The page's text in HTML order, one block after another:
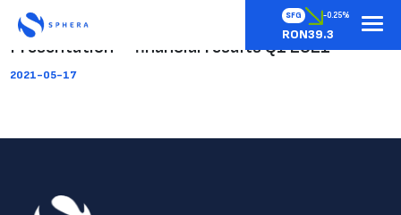
SFG -0.25%
RON39.3
Presentation – financial results Q1 2021
2021-05-17